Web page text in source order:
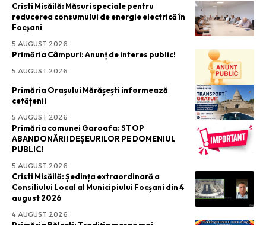
Cristi Misăilă: Măsuri speciale pentru
reducerea consumului de energie electrică în
Focşani
5 AUGUST 2026
Primăria Câmpuri: Anunț de interes public!
5 AUGUST 2026
Primăria Orașului Mărășești informează
cetățenii
5 AUGUST 2026
Primăria comunei Garoafa: STOP
ABANDONĂRII DEȘEURILOR PE DOMENIUL
PUBLIC!
5 AUGUST 2026
Cristi Misăilă: Ședința extraordinară a
Consiliului Local al Municipiului Focșani din 4
august 2026
4 AUGUST 2026